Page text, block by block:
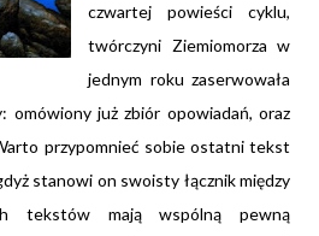
czwartej powieści cyklu,
twórczyni Ziemiomorza w
jednym roku zaserwowała
omówiony już zbiór opowiadań, oraz
przypomnieć sobie ostatni tekst
stanowi on swoisty łącznik między
tekstów mają wspólną pewną